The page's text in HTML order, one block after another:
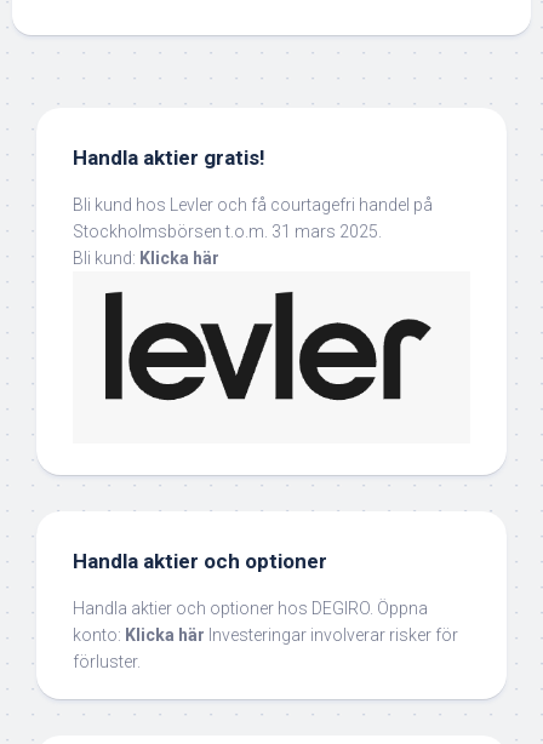
Handla aktier gratis!
Bli kund hos Levler och få courtagefri handel på
Stockholmsbörsen t.o.m. 31 mars 2025.
Bli kund: Klicka här
Handla aktier och optioner
Handla aktier och optioner hos DEGIRO. Öppna
konto: Klicka här Investeringar involverar risker för
förluster.